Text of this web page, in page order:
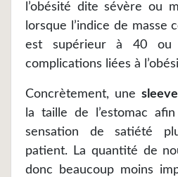
l’obésité dite sévère ou
lorsque l’indice de masse
est supérieur à 40
complications liées à
Concrètement, une sleeve
la taille de l’estomac
sensation de satiété
patient. La quantité de
donc beaucoup moins